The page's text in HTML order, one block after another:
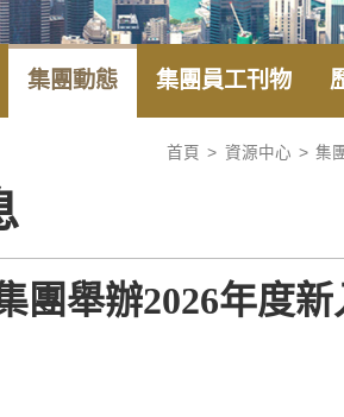
集團動態 集團員工刊物
首頁 資源中心 集
團舉辦2026年度新